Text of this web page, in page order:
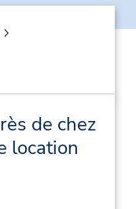
de chez
location